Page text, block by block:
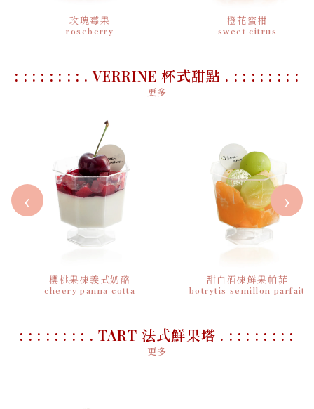
玫瑰莓果
roseberry
橙花蜜柑
sweet citrus
: : : : : : : : . VERRINE 杯式甜點 . : : : : : : : :
更多
‹ ›
櫻桃果凍義式奶酪
cheery panna cotta
甜白酒凍鮮果帕菲
botrytis semillon parfait
: : : : : : : : . TART 法式鮮果塔 . : : : : : : : :
更多